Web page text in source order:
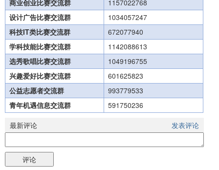
商业创业比赛交流群
1157022768
设计广告比赛交流群
1034057247
科技IT类比赛交流群
672077940
学科技能比赛交流群
1142088613
选秀歌唱比赛交流群
1049196755
兴趣爱好比赛交流群
601625823
公益志愿者交流群
993779533
青年机遇信息交流群
591750236
发表评论
最新评论